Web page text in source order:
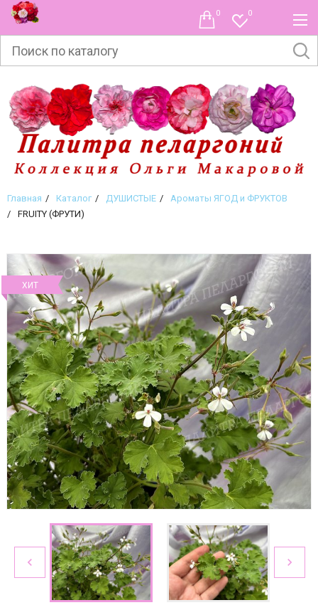
0
0
Главная Каталог ДУШИСТЫЕ
Ароматы ЯГОД и ФРУКТОВ
FRUITY (ФРУТИ)
ХИТ
navigate_before navigate_next